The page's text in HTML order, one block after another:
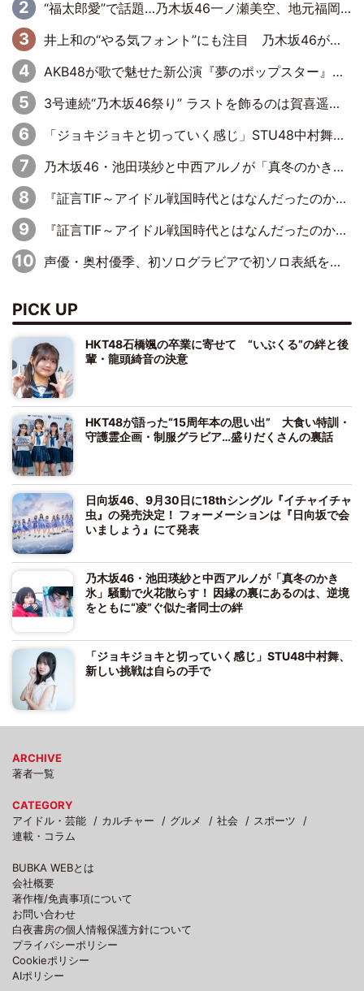
“福太郎愛”で話題…乃木坂46一ノ瀬美空、地元福岡『めんべい25周年トップサポーター』に就任
井上和の“やる気フォント”にも注目 乃木坂46が挑んだ書道パフォーマンスの舞台裏
AKB48が歌で魅せた新公演『夢のポップスター』 初日から全身全霊のステージ
3号連続“乃木坂46祭り” ラストを飾るのは賀喜遥香…5年ぶりの登場に「5年分大人になった私を見ていただけたら」
「ジョキジョキと切っていく感じ」STU48中村舞、新しい挑戦は自らの手で
乃木坂46・池田瑛紗と中西アルノが「真冬のかき氷」騒動で火花散らす！ 因縁の裏にあるのは、逆境をともに“凌”ぐ似た者同士の絆
『証言TIF～アイドル戦国時代とはなんだったのか～』第11回：私立恵比寿中学・真山りか×安本彩花「TIFで10年ぶりのキョンシーメイクをしたら、場を完全に引かせてしまって。時代が変わったんだなって」
『証言TIF～アイドル戦国時代とはなんだったのか～』第6回：でんぱ組.inc・古川未鈴×相沢梨紗「『ハロプロやりたかったな』って言ったら、夢眠ねむさんに『てめえはでんぱ組．incなんだよ！』って肩パンされて(笑)」
声優・奥村優季、初ソログラビアで初ソロ表紙を飾る！ 初めて見せる表情や、声優を志したきっかけなどを語った必読のインタビューを掲載
PICK UP
HKT48石橋颯の卒業に寄せて “いぶくる”の絆と後
輩・龍頭綺音の決意
HKT48が語った“15周年本の思い出” 大食い特訓・
守護霊企画・制服グラビア…盛りだくさんの裏話
日向坂46、9月30日に18thシングル『イチャイチャ
虫』の発売決定！ フォーメーションは『日向坂で会
いましょう』にて発表
乃木坂46・池田瑛紗と中西アルノが「真冬のかき
氷」騒動で火花散らす！ 因縁の裏にあるのは、逆境
をともに“凌”ぐ似た者同士の絆
「ジョキジョキと切っていく感じ」STU48中村舞、
新しい挑戦は自らの手で
ARCHIVE
著者一覧
CATEGORY
アイドル・芸能
カルチャー グルメ 社会
スポーツ
連載・コラム
BUBKA WEBとは
会社概要
著作権/免責事項について
お問い合わせ
白夜書房の個人情報保護方針について
プライバシーポリシー
Cookieポリシー
AIポリシー